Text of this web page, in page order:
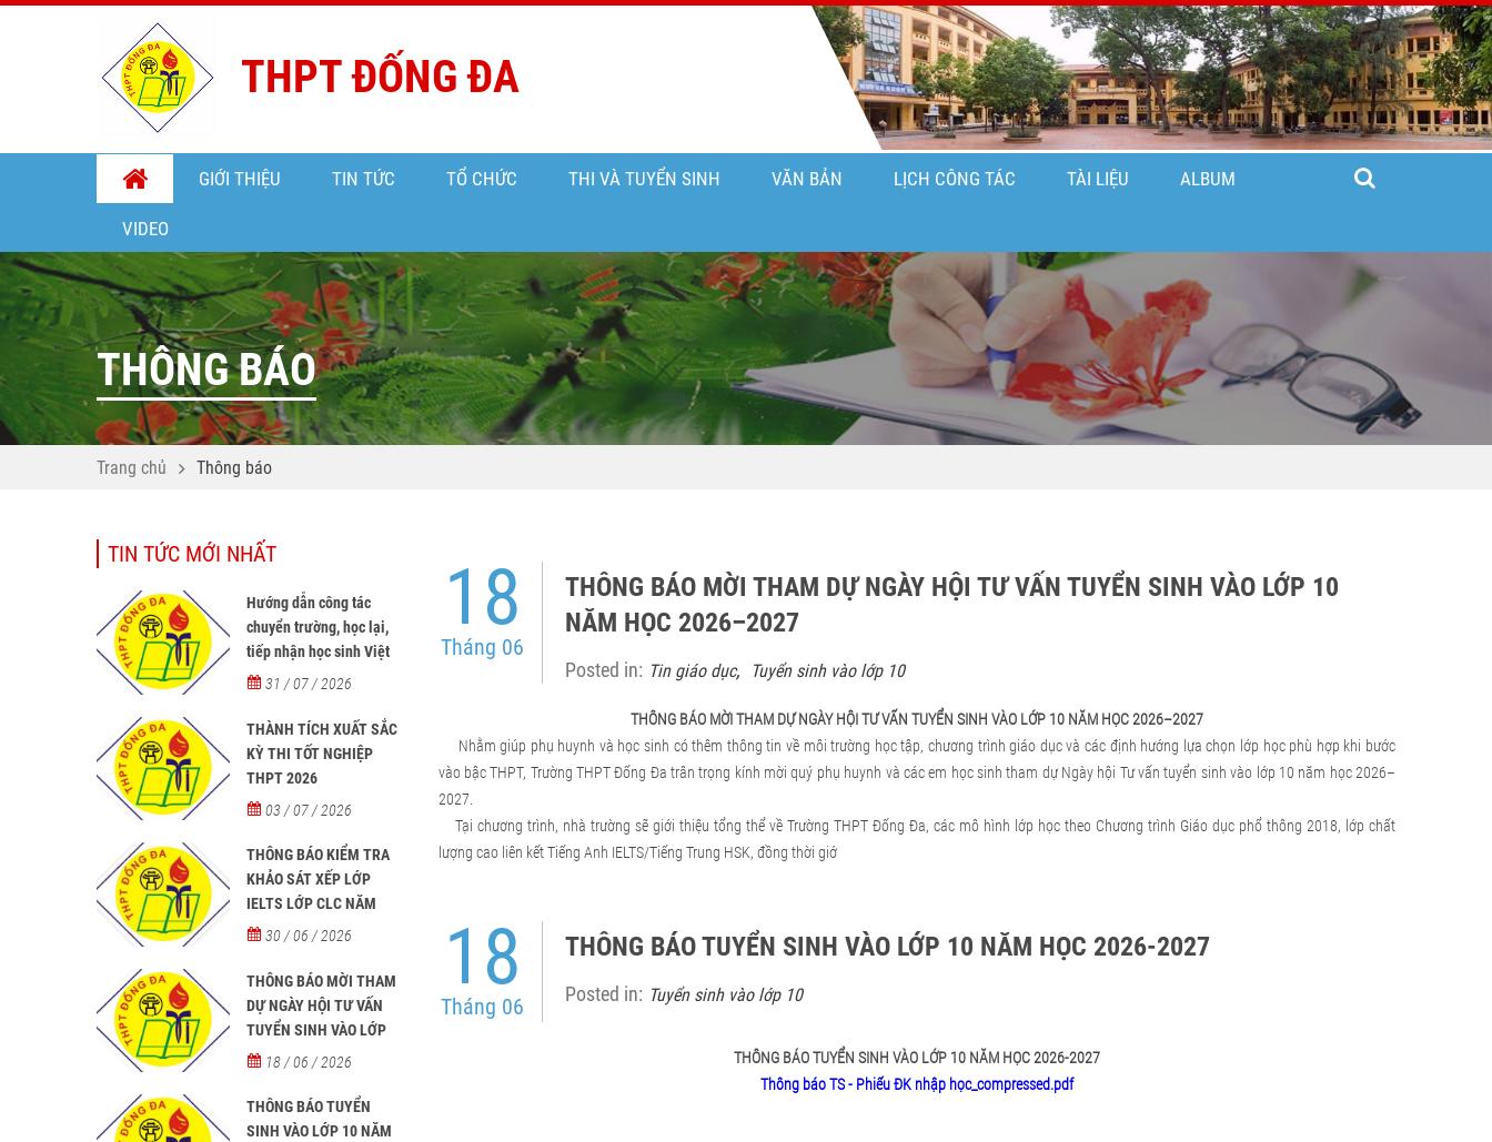
THPT ĐỐNG ĐA
GIỚI THIỆU TIN TỨC TỔ CHỨC THI VÀ TUYỂN SINH VĂN BẢN LỊCH CÔNG TÁC TÀI LIỆU ALBUM
VIDEO
THÔNG BÁO
Trang chủ Thông báo
TIN TỨC MỚI NHẤT
Hướng dẫn công tác
chuyển trường, học lại,
tiếp nhận học sinh Việt
Nam về nước, tiếp nhận
ngoài học tại các trường
từ năm học 2026-2027
31 / 07 / 2026
THÀNH TÍCH XUẤT SẮC
KỲ THI TỐT NGHIỆP
THPT 2026
03 / 07 / 2026
THÔNG BÁO KIỂM TRA
KHẢO SÁT XẾP LỚP
IELTS LỚP CLC NĂM
HỌC 2026 - 2027
30 / 06 / 2026
THÔNG BÁO MỜI THAM
DỰ NGÀY HỘI TƯ VẤN
TUYỂN SINH VÀO LỚP
10 NĂM HỌC 2026–2027
18 / 06 / 2026
THÔNG BÁO TUYỂN
SINH VÀO LỚP 10 NĂM
18
Tháng 06
THÔNG BÁO MỜI THAM DỰ NGÀY HỘI TƯ VẤN TUYỂN SINH VÀO LỚP 10
NĂM HỌC 2026–2027
Posted in: Tin giáo dục, Tuyển sinh vào lớp 10
THÔNG BÁO MỜI THAM DỰ NGÀY HỘI TƯ VẤN TUYỂN SINH VÀO LỚP 10 NĂM HỌC 2026–2027
Nhằm giúp phụ huynh và học sinh có thêm thông tin về môi trường học tập, chương trình giáo dục và các định hướng lựa chọn lớp học phù hợp khi bước
vào bậc THPT, Trường THPT Đống Đa trân trọng kính mời quý phụ huynh và các em học sinh tham dự Ngày hội Tư vấn tuyển sinh vào lớp 10 năm học 2026–
2027.
Tại chương trình, nhà trường sẽ giới thiệu tổng thể về Trường THPT Đống Đa, các mô hình lớp học theo Chương trình Giáo dục phổ thông 2018, lớp chất
lượng cao liên kết Tiếng Anh IELTS/Tiếng Trung HSK, đồng thời giớ
18
Tháng 06
THÔNG BÁO TUYỂN SINH VÀO LỚP 10 NĂM HỌC 2026-2027
Posted in: Tuyển sinh vào lớp 10
THÔNG BÁO TUYỂN SINH VÀO LỚP 10 NĂM HỌC 2026-2027
Thông báo TS - Phiếu ĐK nhập học_compressed.pdf